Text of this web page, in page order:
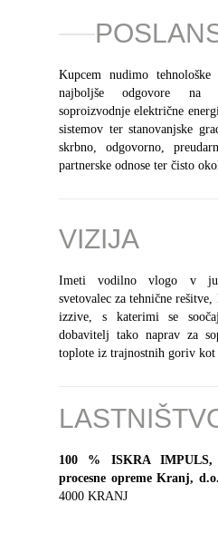
Kupcem nudimo
najboljše odgovore na
soproizvodnje električne
sistemov ter stanovanjske
skrbno, odgovorno,
partnerske odnose ter čisto
VIZIJA
Imeti vodilno vlogo v
svetovalec za tehnične
izzive, s katerimi se
dobavitelj tako naprav za
toplote iz trajnostnih goriv
100 % ISKRA IMPULS,
procesne opreme Kranj,
4000 KRANJ